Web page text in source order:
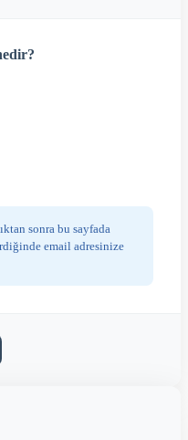
sonra bu sayfada
email adresinize